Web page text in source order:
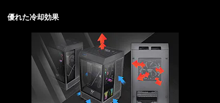
優れた冷却効果